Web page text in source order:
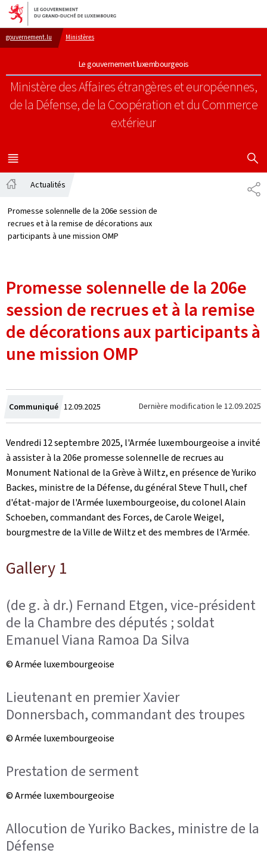
Aller au menu principal
Aller au contenu
gouvernement.lu Ministères
Le gouvernement luxembourgeois
Ministère des Affaires étrangères et européennes,
de la Défense, de la Coopération et du Commerce
extérieur
MENU
PRINCIPAL
Actualités
Promesse solennelle de la 206e session de
recrues et à la remise de décorations aux
participants à une mission OMP
Promesse solennelle de la 206e
session de recrues et à la remise
de décorations aux participants à
une mission OMP
Communiqué Crée
le
12.09.2025 Dernière modification le 12.09.2025
Vendredi 12 septembre 2025, l'Armée luxembourgeoise a invité
à assister à la 206e promesse solennelle de recrues au
Monument National de la Grève à Wiltz, en présence de Yuriko
Backes, ministre de la Défense, du général Steve Thull, chef
d'état-major de l'Armée luxembourgeoise, du colonel Alain
Schoeben, commandant des Forces, de Carole Weigel,
bourgmestre de la Ville de Wiltz et des membres de l'Armée.
Gallery 1
(de g. à dr.) Fernand Etgen, vice-président
de la Chambre des députés ; soldat
Emanuel Viana Ramoa Da Silva
© Armée luxembourgeoise
Lieutenant en premier Xavier
Donnersbach, commandant des troupes
© Armée luxembourgeoise
Prestation de serment
© Armée luxembourgeoise
Allocution de Yuriko Backes, ministre de la
Défense